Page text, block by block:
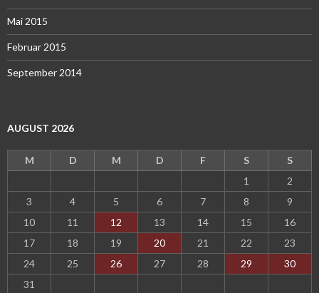
Mai 2015
Februar 2015
September 2014
AUGUST 2026
M D M D F S
S
1
2
3
4 5 6 7 8
9
10
11 12 13 14 15
16
17
18 19 20 21 22
23
24
25 26 27 28 29
30
31